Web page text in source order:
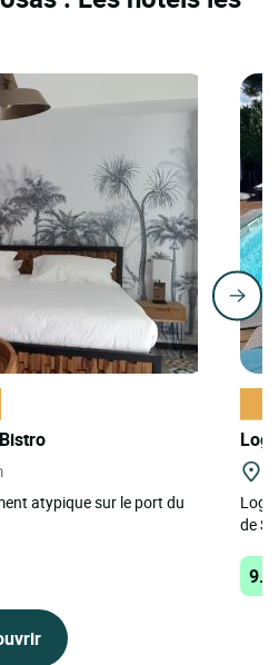
atypique sur le port du
de